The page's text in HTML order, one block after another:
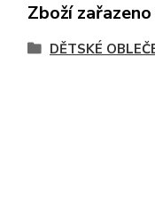
Zboží
DĚTSKÉ